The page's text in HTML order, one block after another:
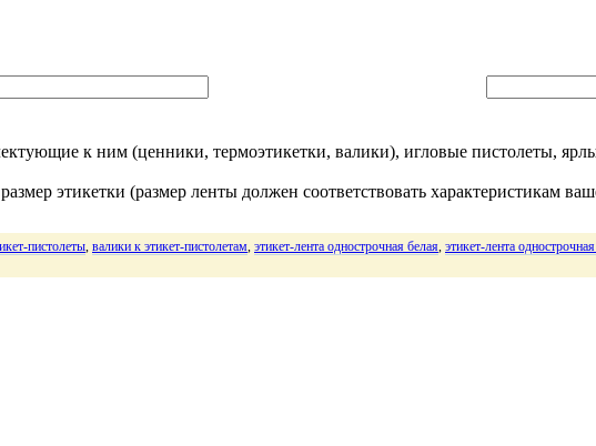
к ним (ценники, термоэтикетки, валики), игловые пистолеты,
этикетки (размер ленты должен соответствовать характеристикам
пистолеты, валики к этикет-пистолетам, этикет-лента однострочная белая, этикет-лента